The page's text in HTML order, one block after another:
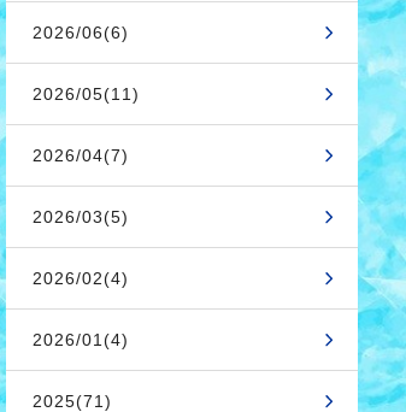
2026/06(6)
2026/05(11)
2026/04(7)
2026/03(5)
2026/02(4)
2026/01(4)
2025(71)